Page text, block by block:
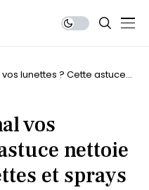
lunettes ? Cette astuce
vos
nettoie
et sprays